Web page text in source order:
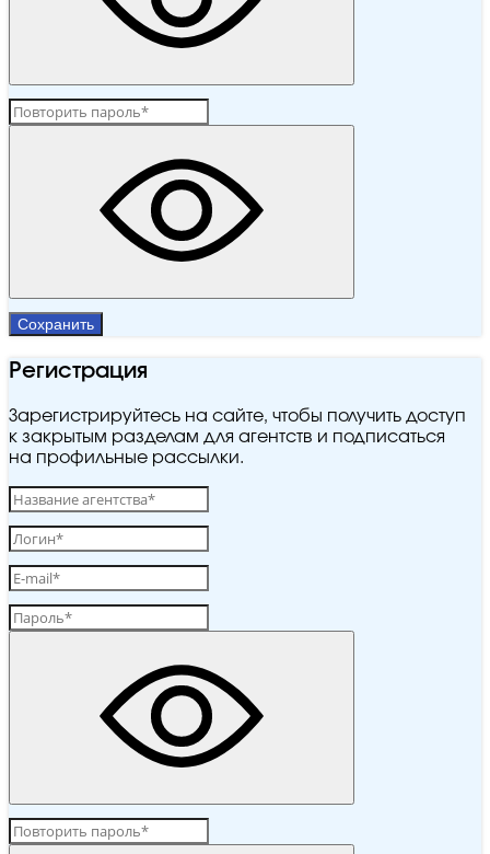
Сохранить
Регистрация
Зарегистрируйтесь на сайте, чтобы получить доступ
к закрытым разделам для агентств и подписаться
на профильные рассылки.